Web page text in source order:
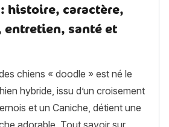
histoire, caractère,
santé et
chiens « doodle » est né le
hybride, issu d’un croisement
et un Caniche, détient une
adorable. Tout savoir sur